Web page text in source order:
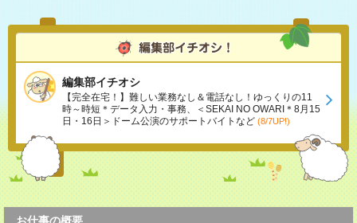
編集部イチオシ
【完全在宅！】難しい業務なし＆電話なし！ゆっくりの11
時～時短＊データ入力・事務、＜SEKAI NO OWARI＊8月15
日・16日＞ドーム公演のサポートバイトなど (8/7UP!)